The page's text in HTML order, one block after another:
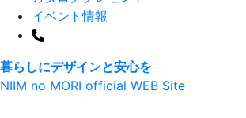
イベント情報
暮らしにデザインと安心を
NIIM no MORI official WEB Site